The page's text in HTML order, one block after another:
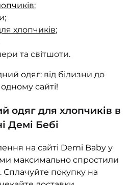
;
хлопчиків;
та світшоти.
одяг: від білизни до
сайті!
одяг для хлопчиків в
Демі Бебі
на сайті Demi Baby у
ми максимально спростили
покупку на